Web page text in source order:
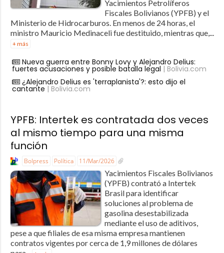
Yacimientos Petrolíferos
Fiscales Bolivianos (YPFB) y el
Ministerio de Hidrocarburos. En menos de 24 horas, el
ministro Mauricio Medinaceli fue destituido, mientras que,...
+ más
Nueva guerra entre Bonny Lovy y Alejandro Delius:
fuertes acusaciones y posible batalla legal | Bolivia.com
¿Alejandro Delius es 'terraplanista'?: esto dijo el
cantante | Bolivia.com
YPFB: Intertek es contratada dos veces
al mismo tiempo para una misma
función
Bolpress Política 11/Mar/2026
Yacimientos Fiscales Bolivianos
(YPFB) contrató a Intertek
Brasil para identificar
soluciones al problema de
gasolina desestabilizada
mediante el uso de aditivos,
pese a que filiales de esa misma empresa mantienen
contratos vigentes por cerca de 1,9 millones de dólares